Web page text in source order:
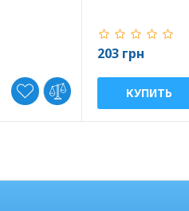
203 грн
КУПИТЬ